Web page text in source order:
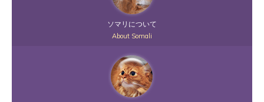
ソマリについて
About Somali